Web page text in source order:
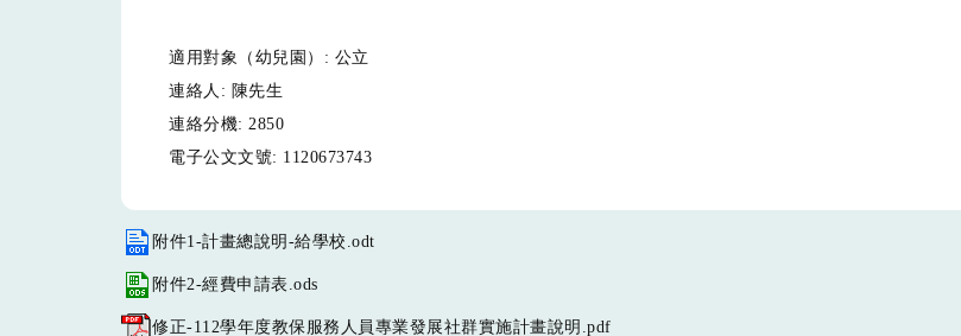
適用對象（幼兒園）: 公立
連絡人: 陳先生
連絡分機: 2850
電子公文文號: 1120673743
附件1-計畫總說明-給學校.odt
附件2-經費申請表.ods
修正-112學年度教保服務人員專業發展社群實施計畫說明.pdf